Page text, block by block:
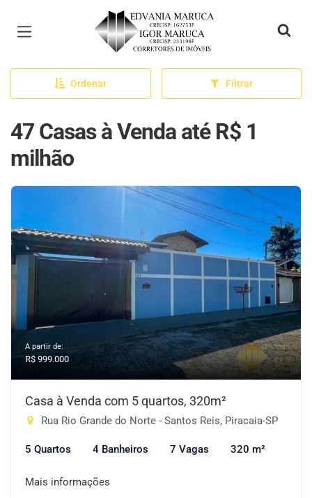
Página inicial
Ordenar Filtrar
47 Casas à Venda até R$ 1
milhão
A partir de:
R$ 999.000
Casa à Venda com 5 quartos, 320m²
Rua Rio Grande do Norte - Santos Reis, Piracaia-SP
5 Quartos 4 Banheiros 7 Vagas 320 m²
Mais informações